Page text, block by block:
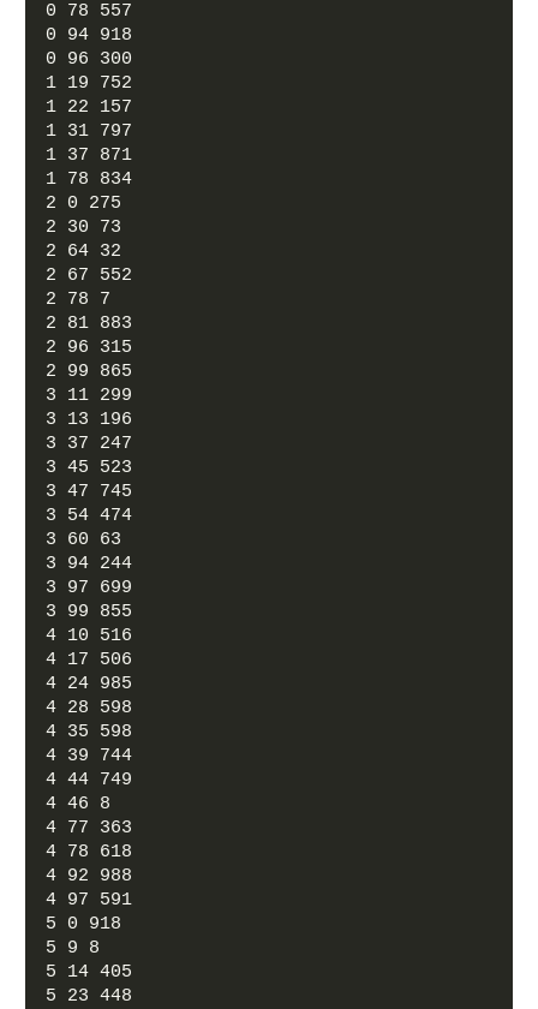
0 78 557
0 94 918
0 96 300
1 19 752
1 22 157
1 31 797
1 37 871
1 78 834
2 0 275
2 30 73
2 64 32
2 67 552
2 78 7
2 81 883
2 96 315
2 99 865
3 11 299
3 13 196
3 37 247
3 45 523
3 47 745
3 54 474
3 60 63
3 94 244
3 97 699
3 99 855
4 10 516
4 17 506
4 24 985
4 28 598
4 35 598
4 39 744
4 44 749
4 46 8
4 77 363
4 78 618
4 92 988
4 97 591
5 0 918
5 9 8
5 14 405
5 23 448